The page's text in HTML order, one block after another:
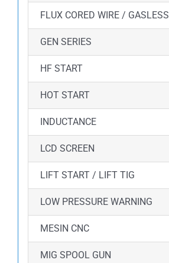
FLUX CORED WIRE / GASLESS
GEN SERIES
HF START
HOT START
INDUCTANCE
LCD SCREEN
LIFT START / LIFT TIG
LOW PRESSURE WARNING
MESIN CNC
MIG SPOOL GUN